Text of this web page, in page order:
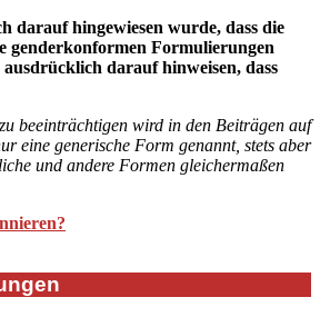
darauf hingewiesen wurde, dass die
genderkonformen Formulierungen
darauf hinweisen, dass
beeinträchtigen wird in den Beiträgen auf
eine generische Form genannt, stets aber
und andere Formen gleichermaßen